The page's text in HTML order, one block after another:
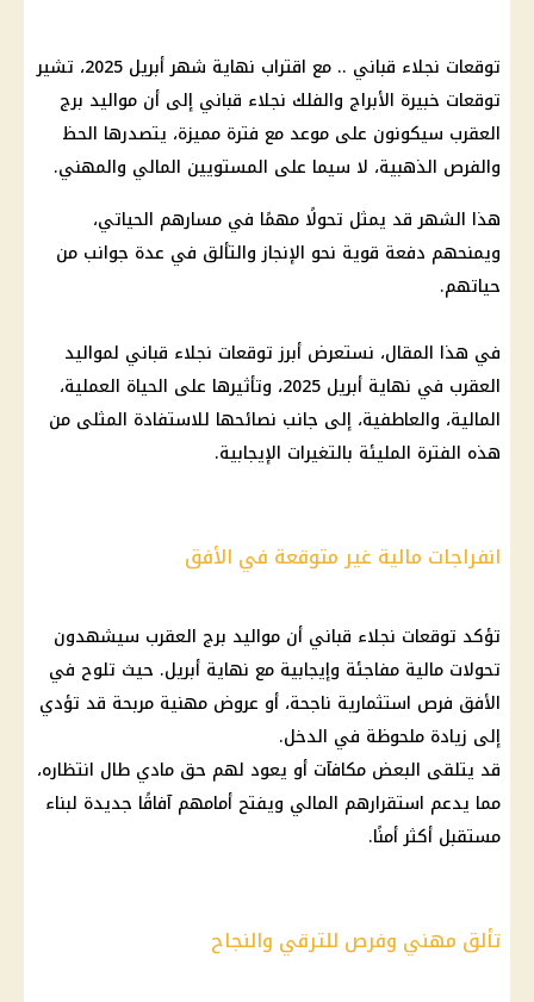
توقعات نجلاء قباني .. مع اقتراب نهاية شهرأبريل 2025
، تشير
توقعات خبيرة الأبراج والفلك نجلاء قباني إلى أن مواليد برج
العقرب سيكونون على موعد مع فترة مميزة، يتصدرها الحظ
والفرص الذهبية، لا سيما على المستويين المالي والمهني.
هذا الشهر قد يمثل تحولًا مهمًا في مسارهم الحياتي،
ويمنحهم دفعة قوية نحو الإنجاز والتألق في عدة جوانب من
حياتهم.
في هذا المقال، نستعرض أبرزتوقعات نجلاء قباني لمواليد
العقرب في نهاية أبريل 2025
، وتأثيرها على الحياة العملية،
المالية، والعاطفية، إلى جانب نصائحها للاستفادة المثلى من
هذه الفترة المليئة بالتغيرات الإيجابية.
انفراجات مالية غير متوقعة في الأفق
تؤكد توقعات نجلاء قباني أن مواليد برج العقرب سيشهدون
تحولات مالية مفاجئة وإيجابية مع نهاية أبريل. حيث تلوح في
الأفق فرص استثمارية ناجحة، أو عروض مهنية مربحة قد تؤدي
إلى زيادة ملحوظة في الدخل.
قد يتلقى البعض مكافآت أو يعود لهم حق مادي طال انتظاره،
مما يدعم استقرارهم المالي ويفتح أمامهم آفاقًا جديدة لبناء
مستقبل أكثر أمنًا.
تألق مهني وفرص للترقي والنجاح